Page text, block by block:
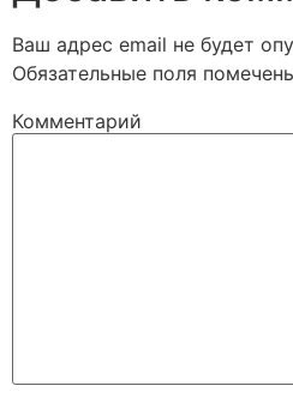
Ваш адрес email не будет
Обязательные поля
Комментарий